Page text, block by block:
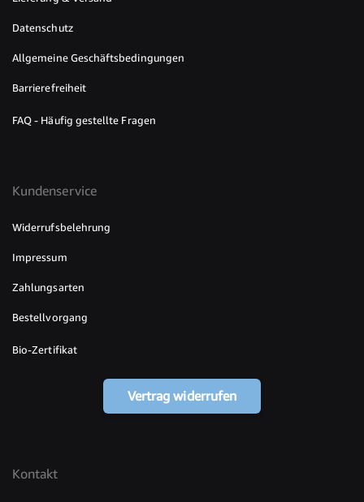
Datenschutz
Allgemeine Geschäftsbedingungen
Barrierefreiheit
FAQ - Häufig gestellte Fragen
Kundenservice
Widerrufsbelehrung
Impressum
Zahlungsarten
Bestellvorgang
Bio-Zertifikat
Vertrag widerrufen
Kontakt